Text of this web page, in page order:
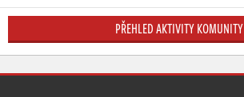
PŘEHLED AKTIVITY KOMUNITY